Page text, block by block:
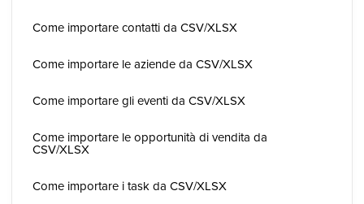
Come importare contatti da CSV/XLSX
Come importare le aziende da CSV/XLSX
Come importare gli eventi da CSV/XLSX
Come importare le opportunità di vendita da
CSV/XLSX
Come importare i task da CSV/XLSX